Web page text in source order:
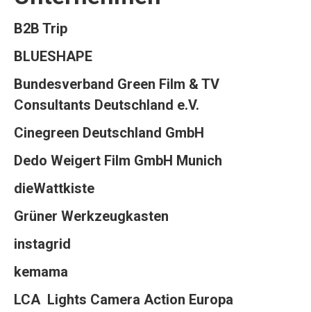
B2B Trip
BLUESHAPE
Bundesverband Green Film & TV
Consultants Deutschland e.V.
Cinegreen Deutschland GmbH
Dedo Weigert Film GmbH Munich
dieWattkiste
Grüner Werkzeugkasten
instagrid
kemama
LCA Lights Camera Action Europa